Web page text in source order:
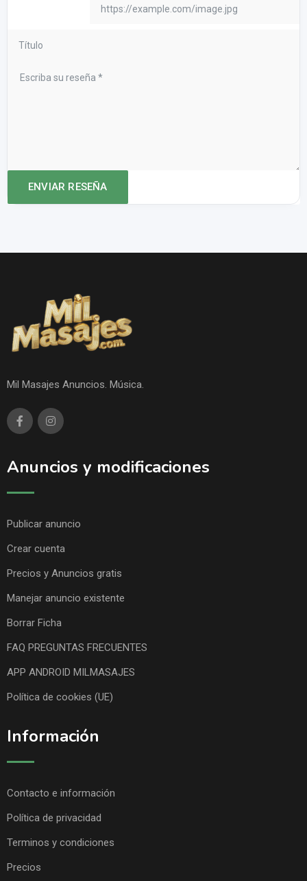
Mil Masajes Anuncios. Música.
Anuncios y modificaciones
Publicar anuncio
Crear cuenta
Precios y Anuncios gratis
Manejar anuncio existente
Borrar Ficha
FAQ PREGUNTAS FRECUENTES
APP ANDROID MILMASAJES
Política de cookies (UE)
Información
Contacto e información
Política de privacidad
Terminos y condiciones
Precios